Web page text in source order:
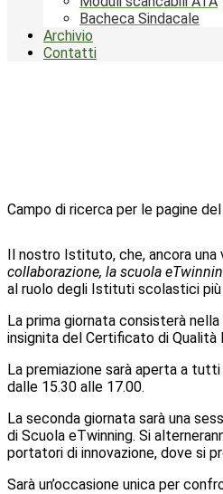
Bacheca Sindacale
Archivio
Contatti
Campo di ricerca per le pagine
Il nostro Istituto, che, ancora una
collaborazione, la scuola
al ruolo degli Istituti scolastici
La prima giornata consisterà
insignita del Certificato di Qualità
La premiazione sarà aperta a
dalle 15.30 alle 17.00.
La seconda giornata sarà una
di Scuola eTwinning. Si
portatori di innovazione, dove si
Sarà un’occasione unica per